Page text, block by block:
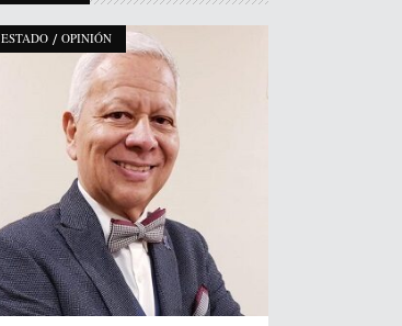
ESTADO / OPINIÓN